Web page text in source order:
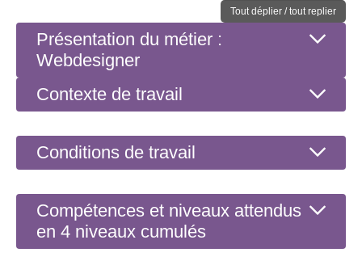
Tout déplier / tout replier
Présentation du métier :
Webdesigner
Contexte de travail
Conditions de travail
Compétences et niveaux attendus
en 4 niveaux cumulés